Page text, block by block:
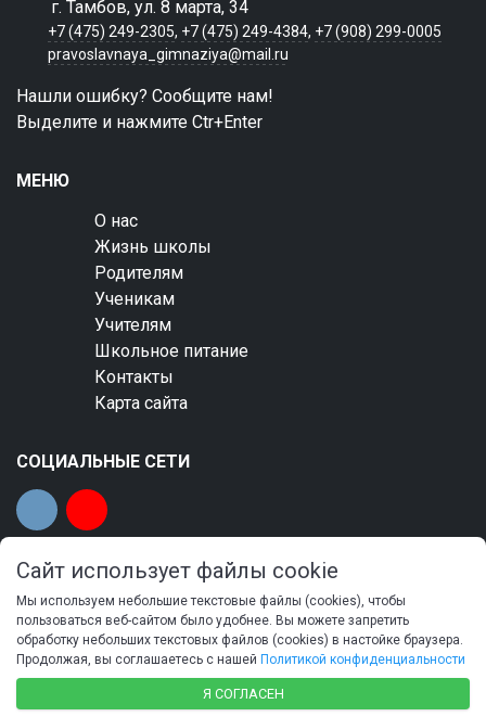
г. Тамбов, ул. 8 марта, 34
+7 (475) 249-2305, +7 (475) 249-4384, +7 (908) 299-0005
pravoslavnaya_gimnaziya@mail.ru
Нашли ошибку? Сообщите нам!
Выделите и нажмите Ctr+Enter
МЕНЮ
О нас
Жизнь школы
Родителям
Ученикам
Учителям
Школьное питание
Контакты
Карта сайта
СОЦИАЛЬНЫЕ СЕТИ
© 2023 Общеобразовательная автономная
некоммерческая организация «Тамбовская
православная гимназия имени святителя Питирима,
епископа Тамбовского»
Сайт использует файлы cookie
Мы используем небольшие текстовые файлы (cookies), чтобы
пользоваться веб-сайтом было удобнее. Вы можете запретить
обработку небольших текстовых файлов (cookies) в настойке браузера.
Продолжая, вы соглашаетесь с нашей Политикой конфиденциальности
Я СОГЛАСЕН